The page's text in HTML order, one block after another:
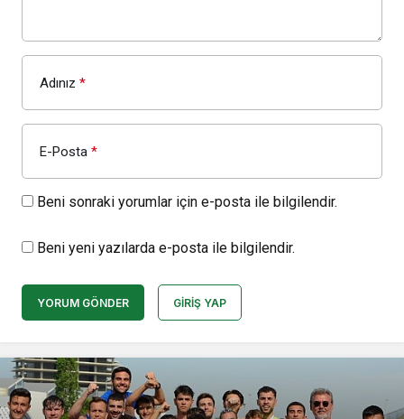
Adınız *
E-Posta *
Beni sonraki yorumlar için e-posta ile bilgilendir.
Beni yeni yazılarda e-posta ile bilgilendir.
YORUM GÖNDER GIRIŞ YAP